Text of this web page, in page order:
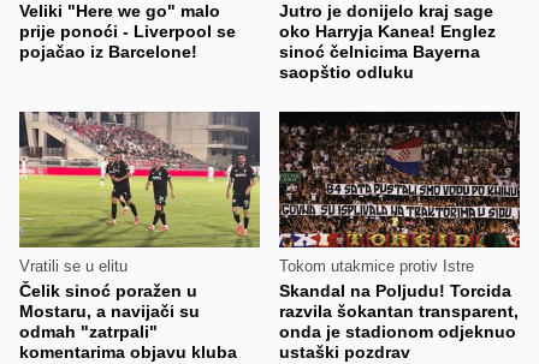
Veliki "Here we go" malo
prije ponoći - Liverpool se
pojačao iz Barcelone!
Jutro je donijelo kraj sage
oko Harryja Kanea! Englez
sinoć čelnicima Bayerna
saopštio odluku
Vratili se u elitu
Čelik sinoć poražen u
Mostaru, a navijači su
odmah "zatrpali"
komentarima objavu kluba
Tokom utakmice protiv Istre
Skandal na Poljudu! Torcida
razvila šokantan transparent,
onda je stadionom odjeknuo
ustaški pozdrav